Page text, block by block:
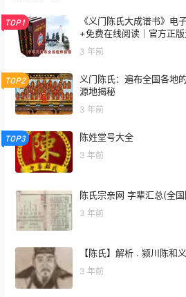
TOP1
《义门陈氏大成谱书》电
+免费在线阅读｜官方正
3 年前
TOP2
义门陈氏：遍布全国各地
源地揭秘
3 年前
TOP3 陈姓堂号大全
3 年前
陈氏宗亲网 字辈汇总(全
3 年前
【陈氏】解析 . 颍川陈和
3 年前